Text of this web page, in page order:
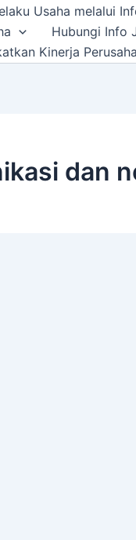
Usaha melalui
Hubungi Info
Kinerja
dan